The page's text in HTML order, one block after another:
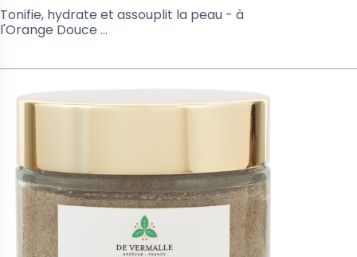
Tonifie, hydrate et assouplit la peau - à
l'Orange Douce ...